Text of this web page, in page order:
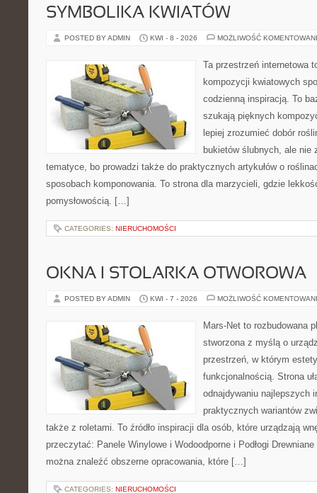
SYMBOLIKA KWIATÓW
POSTED BY ADMIN KWI - 8 - 2026 MOŻLIWOŚĆ
Ta przestrzeń internetowa
kompozycji kwiatowych
codzienną inspiracją. To
szukają pięknych
lepiej zrozumieć dobór
bukietów ślubnych, ale nie
tematyce, bo prowadzi także do praktycznych artykułów o
sposobach komponowania. To strona dla marzycieli, gdzie
pomysłowością. […]
CATEGORIES: NIERUCHOMOŚCI
OKNA I STOLARKA OTWOROWA
POSTED BY ADMIN KWI - 7 - 2026 MOŻLIWOŚĆ
Mars-Net to rozbudowana
stworzona z myślą o
przestrzeń, w którym
funkcjonalnością. Strona
odnajdywaniu najlepszych
praktycznych wariantów
także z roletami. To źródło inspiracji dla osób, które urządzają
przeczytać: Panele Winylowe i Wodoodporne i Podłogi
można znaleźć obszerne opracowania, które […]
CATEGORIES: NIERUCHOMOŚCI